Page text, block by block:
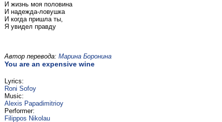
И жизнь моя половина
И надежда-ловушка
И когда пришла ты,
Я увидел правду
Автор перевода: Марина Боронина
You are an expensive wine
Lyrics:
Roni Sofoy
Music:
Alexis Papadimitrioy
Performer:
Filippos Nikolau